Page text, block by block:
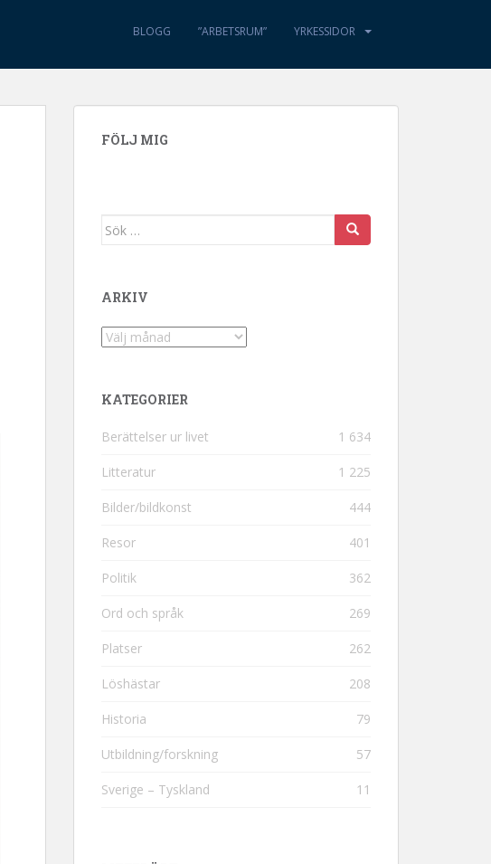
BLOGG ”ARBETSRUM” YRKESSIDOR
FÖLJ MIG
Sök efter:
ARKIV
Arkiv
KATEGORIER
Berättelser ur livet 1 634
Litteratur 1 225
Bilder/bildkonst 444
Resor 401
Politik 362
Ord och språk 269
Platser 262
Löshästar 208
Historia 79
Utbildning/forskning 57
Sverige – Tyskland 11